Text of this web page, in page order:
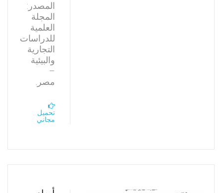
المصدر:
المجلة
العلمية
للدراسات
التجارية
والبيئية
–
مصر.
تحميل
مجاني